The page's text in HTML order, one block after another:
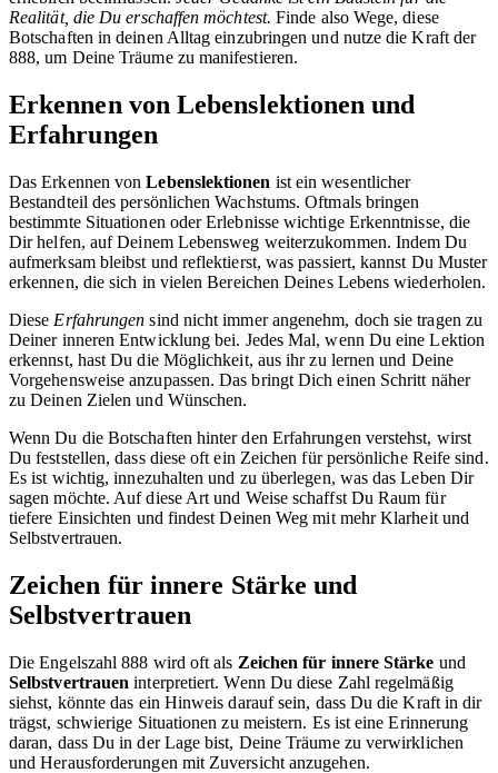
Realität, die Du erschaffen möchtest. Finde also Wege, diese
Botschaften in deinen Alltag einzubringen und nutze die Kraft der
888, um Deine Träume zu manifestieren.
Erkennen von Lebenslektionen und
Erfahrungen
Das Erkennen vonLebenslektionen ist ein wesentlicher
Bestandteil des persönlichen Wachstums. Oftmals bringen
bestimmte Situationen oder Erlebnisse wichtige Erkenntnisse, die
Dir helfen, auf Deinem Lebensweg weiterzukommen. Indem Du
aufmerksam bleibst und reflektierst, was passiert, kannst Du Muster
erkennen, die sich in vielen Bereichen Deines Lebens wiederholen.
Diese Erfahrungen sind nicht immer angenehm, doch sie tragen zu
Deiner inneren Entwicklung bei. Jedes Mal, wenn Du eine Lektion
erkennst, hast Du die Möglichkeit, aus ihr zu lernen und Deine
Vorgehensweise anzupassen. Das bringt Dich einen Schritt näher
zu Deinen Zielen und Wünschen.
Wenn Du die Botschaften hinter den Erfahrungen verstehst, wirst
Du feststellen, dass diese oft ein Zeichen für persönliche Reife sind.
Es ist wichtig, innezuhalten und zu überlegen, was das Leben Dir
sagen möchte. Auf diese Art und Weise schaffst Du Raum für
tiefere Einsichten und findest Deinen Weg mit mehr Klarheit und
Selbstvertrauen.
Zeichen für innere Stärke und
Selbstvertrauen
Die Engelszahl 888 wird oft als Zeichen für innere Stärke und
Selbstvertrauen interpretiert. Wenn Du diese Zahl regelmäßig
siehst, könnte das ein Hinweis darauf sein, dass Du die Kraft in dir
trägst, schwierige Situationen zu meistern. Es ist eine Erinnerung
daran, dass Du in der Lage bist, Deine Träume zu verwirklichen
und Herausforderungen mit Zuversicht anzugehen.